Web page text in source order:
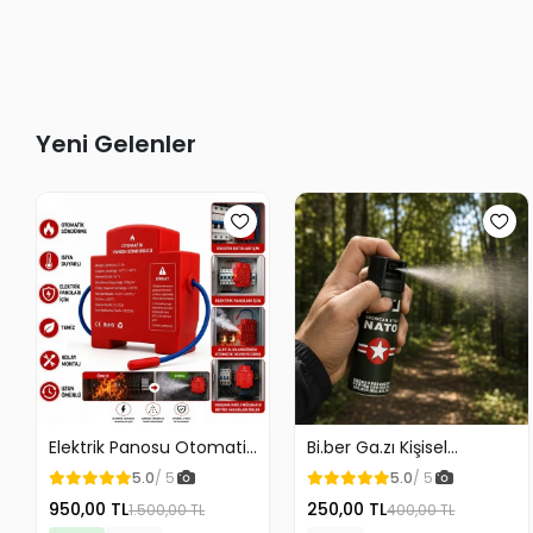
Yeni Gelenler
Elektrik Panosu Otomatik
Yangın Söndürücü Isıya
Duyarlı Sigorta Kutusu
Yangın Söndürme Cihazı
5.0/ 5
950,00 TL1.500,00 TL
Bi.ber Ga.zı Kişisel
Koruyucu Ekipman
Savunma İçin
5.0/ 5
250,00 TL400,00 TL